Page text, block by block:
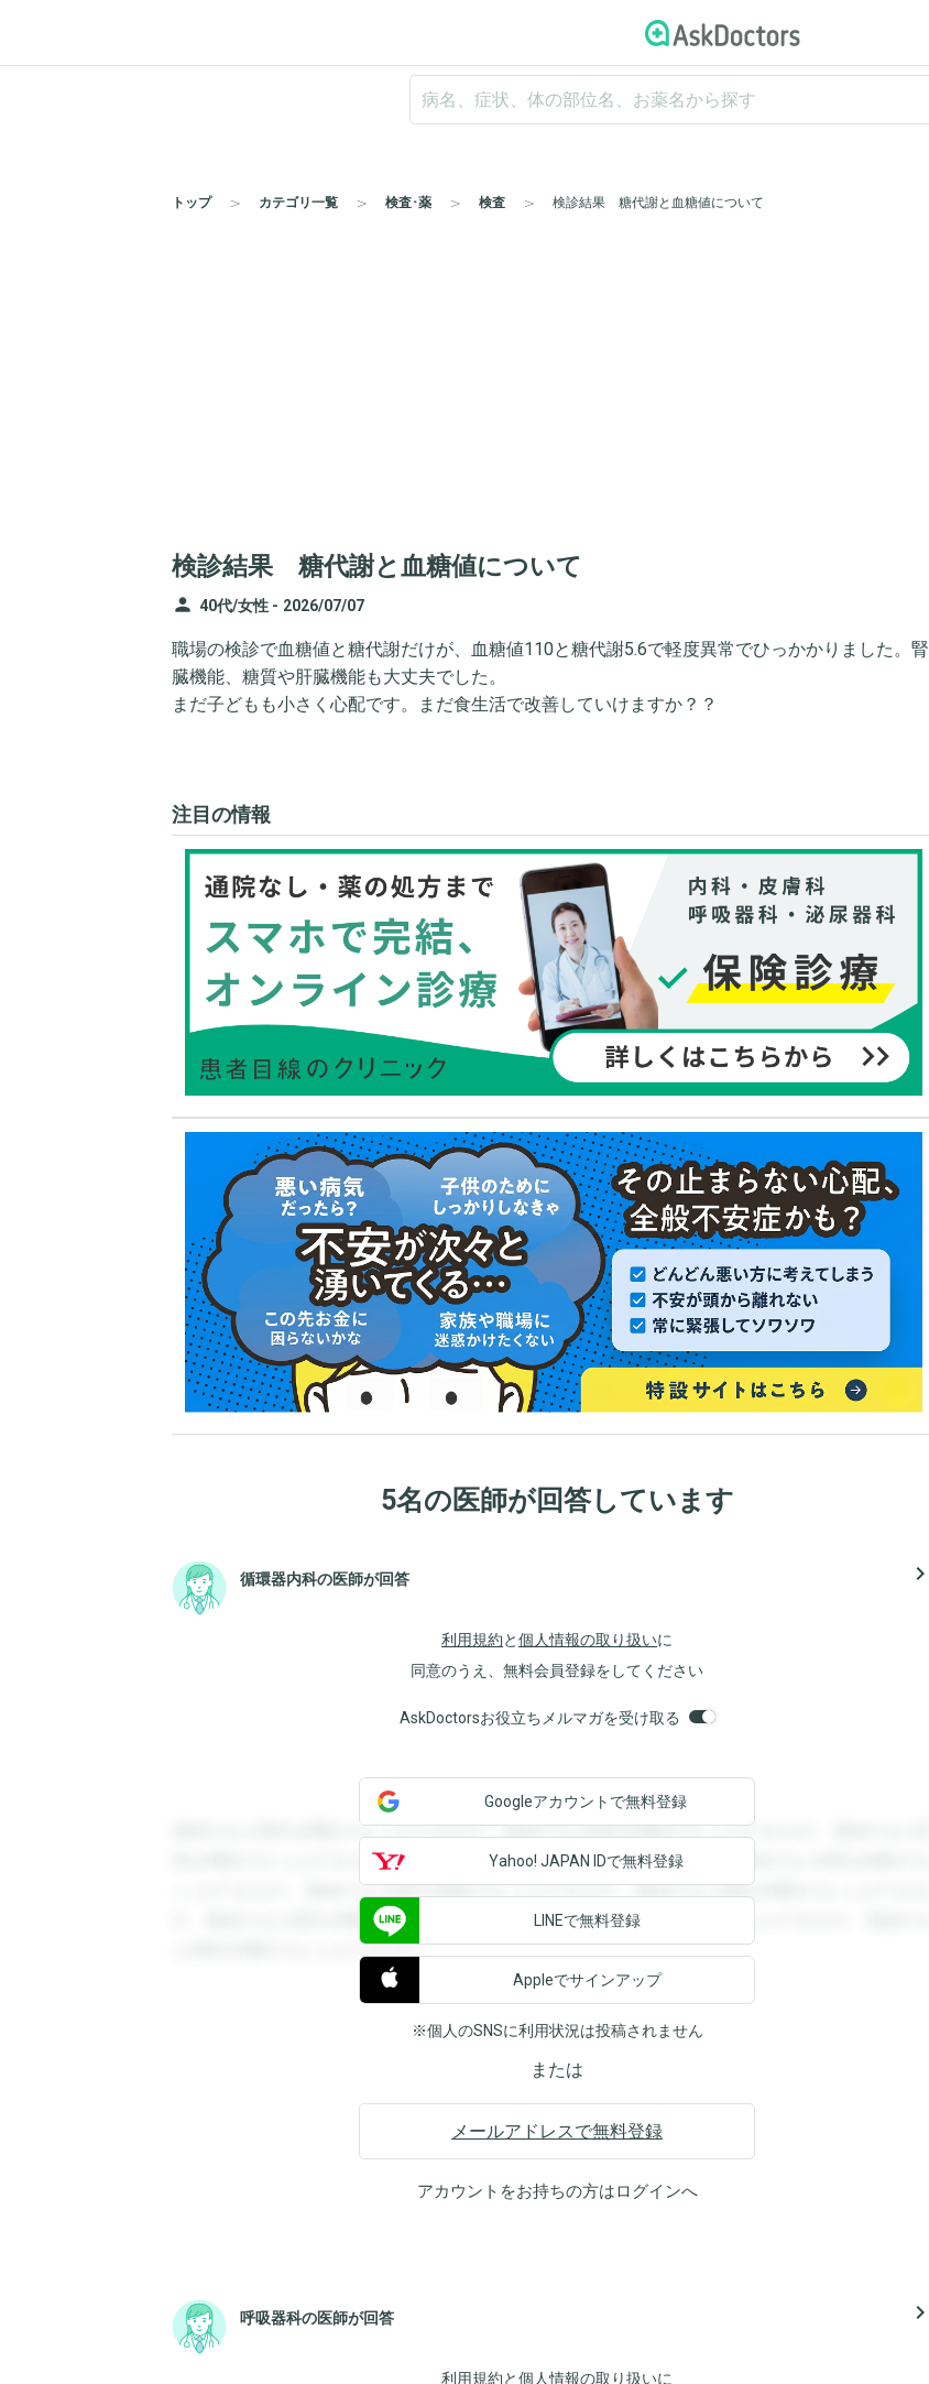
トップ カテゴリ一覧 検査･薬 検査 検診結果 糖代謝と血糖値について
検診結果 糖代謝と血糖値について
person 40代/女性 - 2026/07/07
職場の検診で血糖値と糖代謝だけが、血糖値110と糖代謝5.6で軽度異常でひっかかりました。腎
臓機能、糖質や肝臓機能も大丈夫でした。
まだ子どもも小さく心配です。まだ食生活で改善していけますか？？
注目の情報
5名の医師が回答しています
循環器内科の医師が回答 navigate_next
利用規約と個人情報の取り扱いに
同意のうえ、無料会員登録をしてください
AskDoctorsお役立ちメルマガを受け取る
登録すると回答を閲覧することができます。登録すると回答を閲覧することができます。登録すると回
答を閲覧することができます。登録すると回答を閲覧することができます。登録すると回答を閲覧する
ことができます。登録すると回答を閲覧することができます。登録すると回答を閲覧することができま
す。登録すると回答を閲覧することができます。登録すると回答を閲覧することができます。登録する
と回答を閲覧することができます。
Googleアカウントで無料登録
Yahoo! JAPAN IDで無料登録
LINEで無料登録
Appleでサインアップ
※個人のSNSに利用状況は投稿されません
または
メールアドレスで無料登録
アカウントをお持ちの方はログインへ
呼吸器科の医師が回答 navigate_next
利用規約と個人情報の取り扱いに